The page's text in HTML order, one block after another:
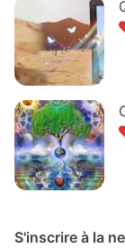
S'inscrire à la